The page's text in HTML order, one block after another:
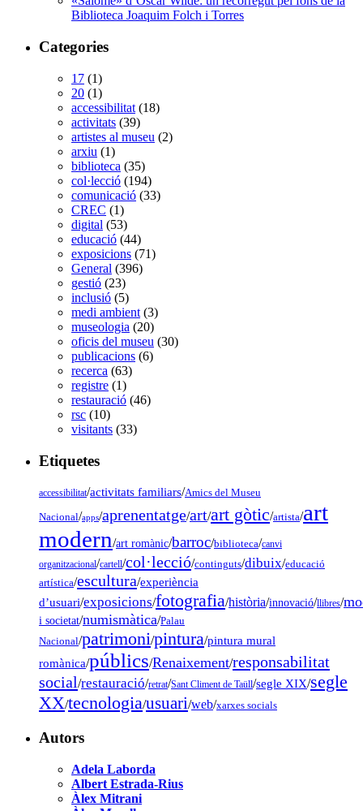
Biblioteca Joaquim Folch i Torres
Categories
17 (1)
20 (1)
accessibilitat (18)
activitats (39)
artistes al museu (2)
arxiu (1)
biblioteca (35)
col·lecció (194)
comunicació (33)
CREC (1)
digital (53)
educació (44)
exposicions (71)
General (396)
gestió (23)
inclusió (5)
medi ambient (3)
museologia (20)
oficis del museu (30)
publicacions (6)
recerca (63)
registre (1)
restauració (46)
rsc (10)
visitants (33)
Etiquetes
accessibilitat/activitats familiars/Amics del Museu
Nacional/apps/aprenentatge/art/art gòtic/artista/art
modern/art romànic/barroc/biblioteca/canvi
organitzacional/cartell/col·lecció/continguts/dibuix/educació
artística/escultura/experiència
d’usuari/exposicions/fotografia/història/innovació/llibres/
i societat/numismàtica/Palau
Nacional/patrimoni/pintura/pintura mural
romànica/públics/Renaixement/responsabilitat
social/restauració/retrat/Sant Climent de Taüll/segle XIX/segle
XX/tecnologia/usuari/web/xarxes socials
Autors
Adela Laborda
Albert Estrada-Rius
Àlex Mitrani